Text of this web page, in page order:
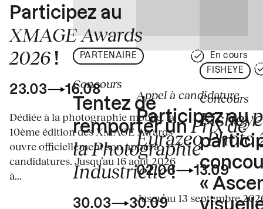
Participez au
XMAGE Awards
2026 !
23.03 16.08
Dédiée à la photographie mobile, la
10ème édition des XMAGE Awards
ouvre officiellement son appel à
candidatures. Jusqu’au 16 août 2026
à...
PARTENAIRE En cours
Concours
Tentez de
remporter unPrix de
la Photographie
Industrielle!
30.03 30.09
Appel à candidature
Participez au
Eurazeo Photo
02.06 13.09
Jusqu’au 13 septembre
FISHEYE
Concours
Fisheye
«